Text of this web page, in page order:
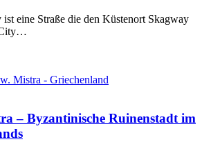
eine Straße die den Küstenort Skagway
– Byzantinische Ruinenstadt im